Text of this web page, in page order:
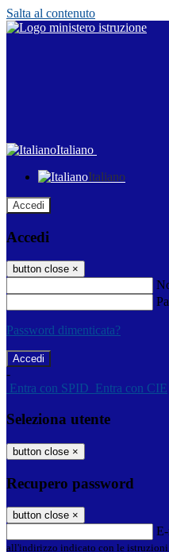
Salta al contenuto
Italiano
Italiano
Accedi
Accedi
button close ×
Password dimenticata?
-
Entra con SPID Entra con CIE
Seleziona utente
button close ×
Recupero password
button close ×
all'indirizzo indicato con le istruzioni